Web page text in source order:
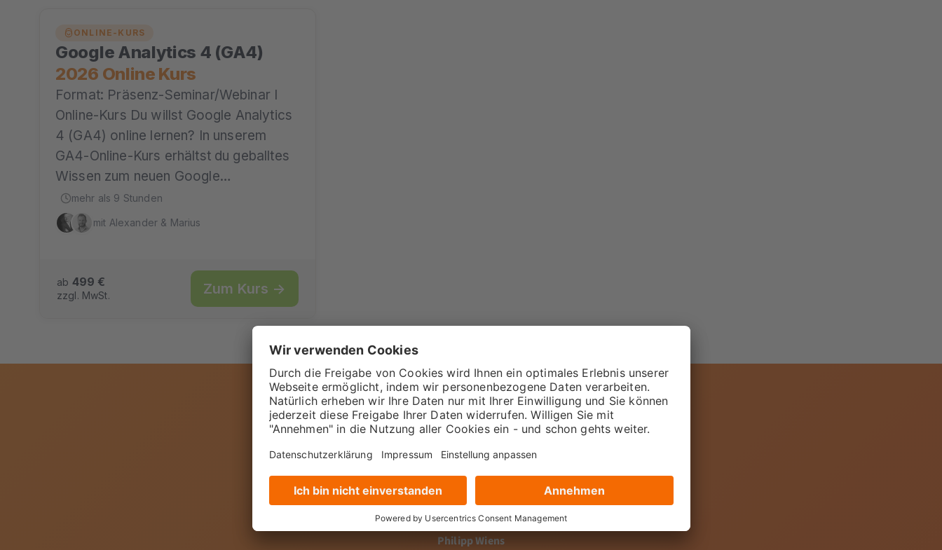
ONLINE-KURS
Google Analytics 4 (GA4)
2026 Online Kurs
Format: Präsenz-Seminar/Webinar I
Online-Kurs Du willst Google Analytics
4 (GA4) online lernen? In unserem
GA4-Online-Kurs erhältst du geballtes
Wissen zum neuen Google…
mehr als 9 Stunden
mit Alexander & Marius
ab 499 €
zzgl. MwSt. Zum Kurs →
NochFragen?Wir sind für dich da!
Philipp Wiens